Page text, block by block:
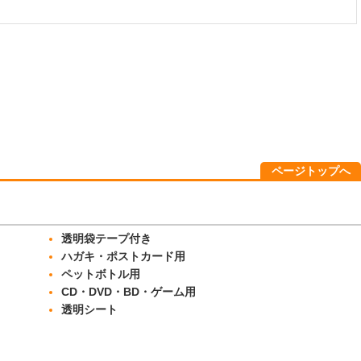
ページトップへ
透明袋テープ付き
ハガキ・ポストカード用
ペットボトル用
CD・DVD・BD・ゲーム用
透明シート